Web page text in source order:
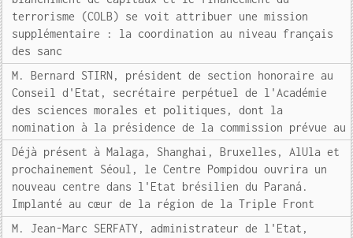
terrorisme (COLB) se voit attribuer une mission
supplémentaire : la coordination au niveau français
des sanc
M. Bernard STIRN, président de section honoraire au
Conseil d'Etat, secrétaire perpétuel de l'Académie
des sciences morales et politiques, dont la
nomination à la présidence de la commission prévue au
Déjà présent à Malaga, Shanghai, Bruxelles, AlUla et
prochainement Séoul, le Centre Pompidou ouvrira un
nouveau centre dans l'Etat brésilien du Paraná.
Implanté au cœur de la région de la Triple Front
M. Jean-Marc SERFATY, administrateur de l'Etat,